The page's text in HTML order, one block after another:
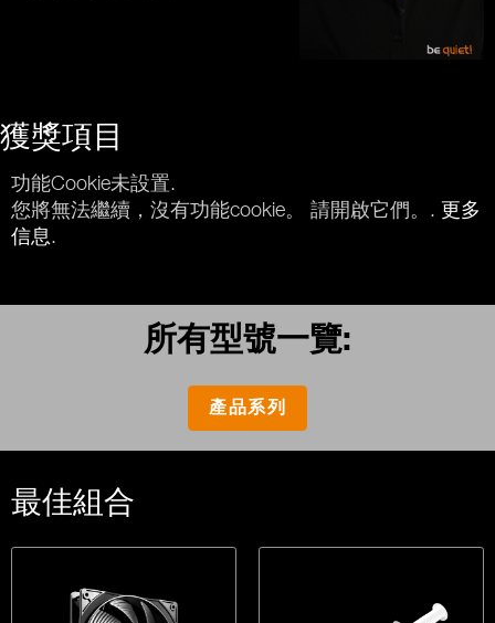
獲獎項目
功能Cookie未設置.
您將無法繼續，沒有功能cookie。 請開啟它們。. 更多
信息.
所有型號一覽:
產品系列
最佳組合